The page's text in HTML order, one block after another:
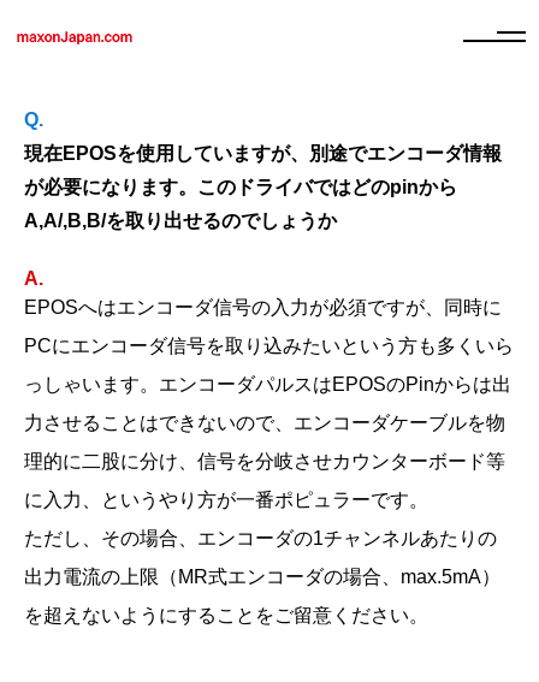
現在EPOSを使用していますが、別途でエンコーダ情報
が必要になります。このドライバではどのpinから
A,A/,B,B/を取り出せるのでしょうか
EPOSへはエンコーダ信号の入力が必須ですが、同時に
PCにエンコーダ信号を取り込みたいという方も多くいら
っしゃいます。エンコーダパルスはEPOSのPinからは出
力させることはできないので、エンコーダケーブルを物
理的に二股に分け、信号を分岐させカウンターボード等
に入力、というやり方が一番ポピュラーです。
ただし、その場合、エンコーダの1チャンネルあたりの
出力電流の上限（MR式エンコーダの場合、max.5mA）
を超えないようにすることをご留意ください。